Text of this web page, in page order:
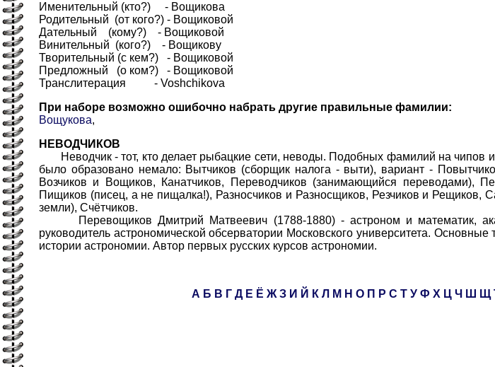
Именительный (кто?) - Вощикова
Родительный (от кого?) - Вощиковой
Дательный (кому?) - Вощиковой
Винительный (кого?) - Вощикову
Творительный (с кем?) - Вощиковой
Предложный (о ком?) - Вощиковой
Транслитерация - Voshchikova
При наборе возможно ошибочно набрать другие правильные фамилии:
Вощукова,
НЕВОДЧИКОВ
Неводчик - тот, кто делает рыбацкие сети, неводы. Подобных фамилий на чипов
было образовано немало: Вытчиков (сборщик налога - выти), вариант -
Возчиков и Вощиков, Канатчиков, Переводчиков (занимающийся переводами),
Пищиков (писец, а не пищалка!), Разносчиков и Разносщиков, Резчиков и Рещиков,
земли), Счётчиков.
Перевощиков Дмитрий Матвеевич (1788-1880) - астроном и математик,
руководитель астрономической обсерватории Московского университета.
истории астрономии. Автор первых русских курсов астрономии.
А Б В Г Д Е Ё Ж З И Й К Л М Н О П Р С Т У Ф Х Ц Ч Ш Щ